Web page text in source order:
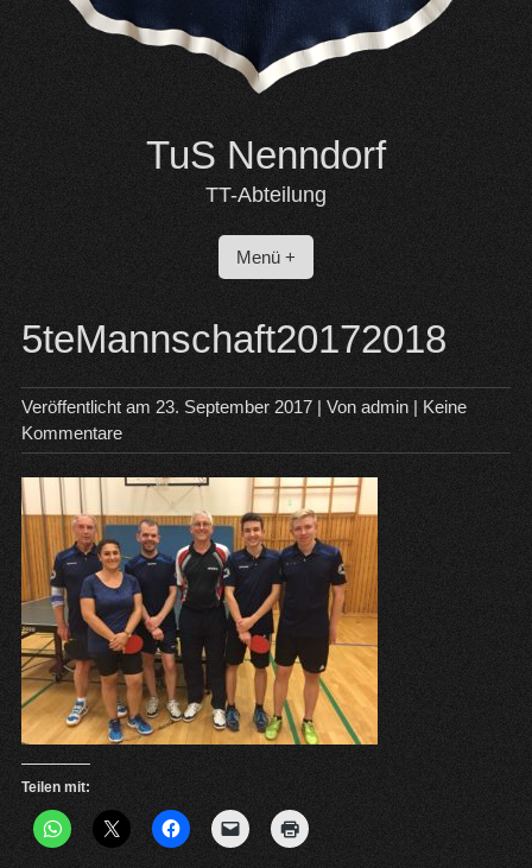
TuS Nenndorf
TT-Abteilung
Menü +
5teMannschaft20172018
Veröffentlicht am 23. September 2017| Von admin| Keine
Kommentare
Teilen mit: